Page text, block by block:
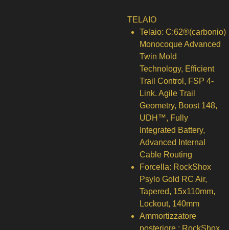
TELAIO
Telaio: C:62®(carbonio)
Monocoque Advanced
Twin Mold
Technology, Efficient
Trail Control, FSP 4-
Link. Agile Trail
Geometry, Boost 148,
UDH™, Fully
Integrated Battery,
Advanced Internal
Cable Routing
Forcella: RockShox
Psylo Gold RC Air,
Tapered, 15x110mm,
Lockout, 140mm
Ammortizzatore
posteriore : RockShox